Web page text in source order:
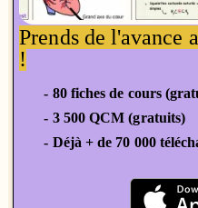
Prends de l'avance
!
- 80 fiches de cours
- 3 500 QCM (gratuits)
- Déjà + de 70 000